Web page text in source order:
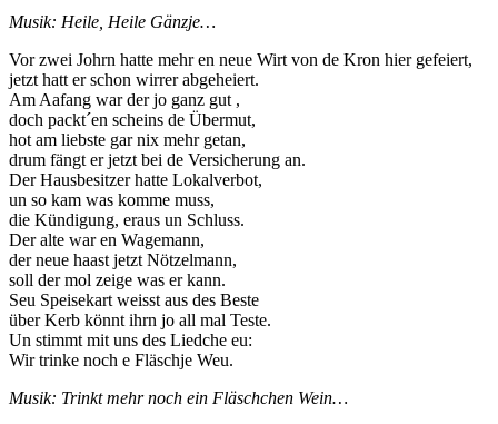
Musik: Heile, Heile Gänzje…
Vor zwei Johrn hatte mehr en neue Wirt von de Kron hier gefeiert,
jetzt hatt er schon wirrer abgeheiert.
Am Aafang war der jo ganz gut ,
doch packt´en scheins de Übermut,
hot am liebste gar nix mehr getan,
drum fängt er jetzt bei de Versicherung an.
Der Hausbesitzer hatte Lokalverbot,
un so kam was komme muss,
die Kündigung, eraus un Schluss.
Der alte war en Wagemann,
der neue haast jetzt Nötzelmann,
soll der mol zeige was er kann.
Seu Speisekart weisst aus des Beste
über Kerb könnt ihrn jo all mal Teste.
Un stimmt mit uns des Liedche eu:
Wir trinke noch e Fläschje Weu.
Musik: Trinkt mehr noch ein Fläschchen Wein…